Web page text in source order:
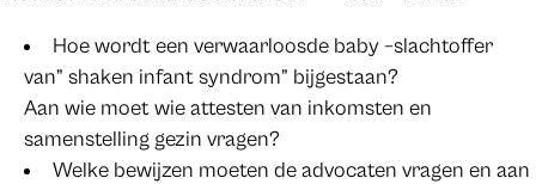
Hoe wordt een verwaarloosde baby –slachtoffer
van” shaken infant syndrom” bijgestaan?
Aan wie moet wie attesten van inkomsten en
samenstelling gezin vragen?
Welke bewijzen moeten de advocaten vragen en aan